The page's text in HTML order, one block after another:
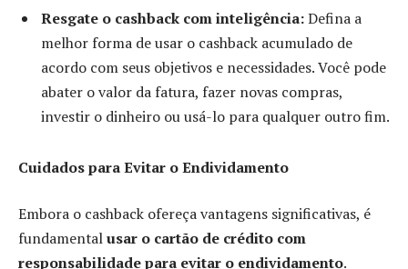
Resgate o cashback com inteligência:Defina a
melhor forma de usar o cashback acumulado de
acordo com seus objetivos e necessidades. Você pode
abater o valor da fatura, fazer novas compras,
investir o dinheiro ou usá-lo para qualquer outro fim.
Cuidados para Evitar o Endividamento
Embora o cashback ofereça vantagens significativas, é
fundamentalusar o cartão de crédito com
responsabilidade para evitar o endividamento.